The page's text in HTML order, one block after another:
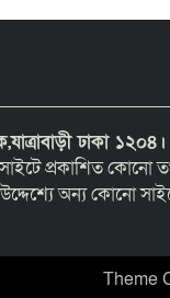
ঢাকা
প্রকাশিত কোনো
অন্য কোনো
Theme